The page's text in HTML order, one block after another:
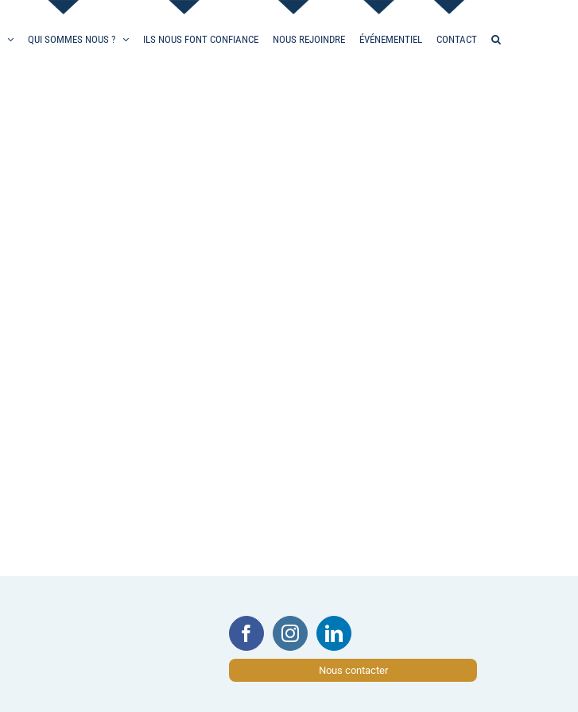
QUI SOMMES NOUS ? ILS NOUS FONT CONFIANCE NOUS REJOINDRE ÉVÉNEMENTIEL CONTACT
Nous contacter